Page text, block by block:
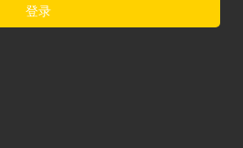
登录